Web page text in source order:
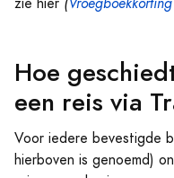
Hoe
een reis via
Voor iedere bevestigde
hierboven is genoemd)